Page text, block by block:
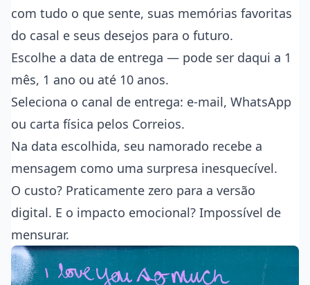
com tudo o que sente, suas memórias favoritas
do casal e seus desejos para o futuro.
Escolhe a data de entrega — pode ser daqui a 1
mês, 1 ano ou até 10 anos.
Seleciona o canal de entrega: e-mail, WhatsApp
ou carta física pelos Correios.
Na data escolhida, seu namorado recebe a
mensagem como uma surpresa inesquecível.
O custo? Praticamente zero para a versão
digital. E o impacto emocional? Impossível de
mensurar.